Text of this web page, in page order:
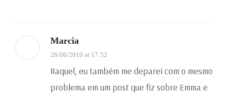
Marcia
26/06/2010 at 17:52
Raquel, eu também me deparei com o mesmo
problema em um post que fiz sobre Emma e